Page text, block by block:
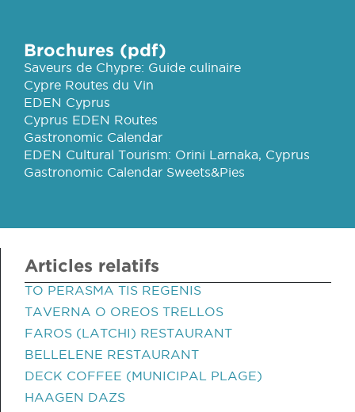
Brochures (pdf)
Saveurs de Chypre: Guide culinaire
Cypre Routes du Vin
EDEN Cyprus
Cyprus EDEN Routes
Gastronomic Calendar
EDEN Cultural Tourism: Orini Larnaka, Cyprus
Gastronomic Calendar Sweets&Pies
Articles relatifs
TO PERASMA TIS REGENIS
TAVERNA O OREOS TRELLOS
FAROS (LATCHI) RESTAURANT
BELLELENE RESTAURANT
DECK COFFEE (MUNICIPAL PLAGE)
HAAGEN DAZS